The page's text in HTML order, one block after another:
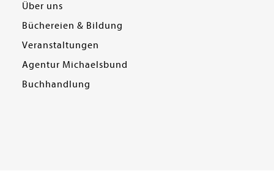
Über uns
Büchereien & Bildung
Veranstaltungen
Agentur Michaelsbund
Buchhandlung